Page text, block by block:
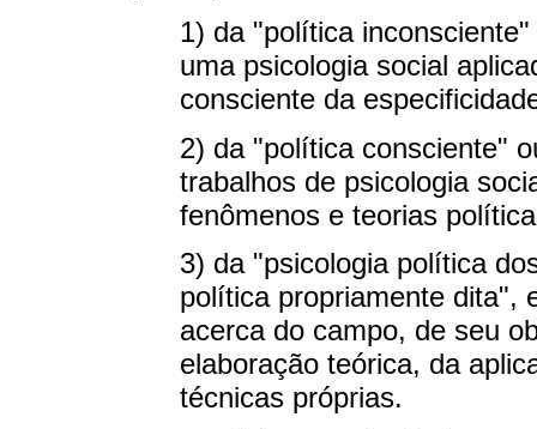
1) da "política
uma psicologia social
consciente da
2) da "política consciente"
trabalhos de psicologia
fenômenos e teorias
3) da "psicologia política
política propriamente dita",
acerca do campo, de seu
elaboração teórica, da
técnicas próprias.